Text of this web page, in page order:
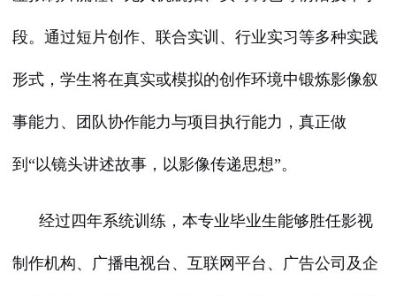
段。通过短片创作、联合实训、行业实习等多种实践
形式，学生将在真实或模拟的创作环境中锻炼影像叙
事能力、团队协作能力与项目执行能力，真正做
到“以镜头讲述故事，以影像传递思想”。
经过四年系统训练，本专业毕业生能够胜任影视
制作机构、广播电视台、互联网平台、广告公司及企